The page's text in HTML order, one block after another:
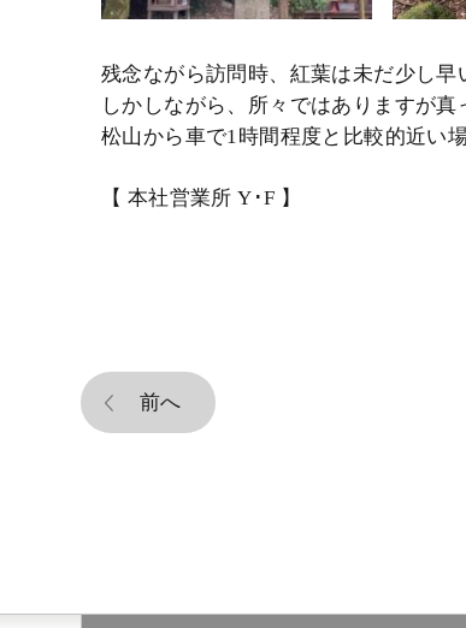
残念ながら訪問時、紅葉は未だ少し早
しかしながら、所々ではありますが
松山から車で1時間程度と比較的近い
【 本社営業所 Y･F 】
前へ